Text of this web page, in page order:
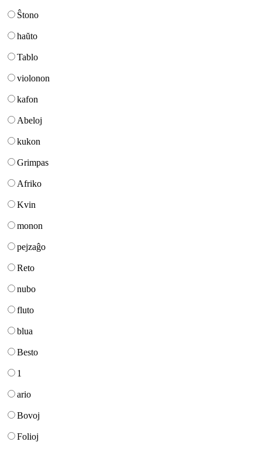
Ŝtono
haŭto
Tablo
violonon
kafon
Abeloj
kukon
Grimpas
Afriko
Kvin
monon
pejzaĝo
Reto
nubo
fluto
blua
Besto
1
ario
Bovoj
Folioj